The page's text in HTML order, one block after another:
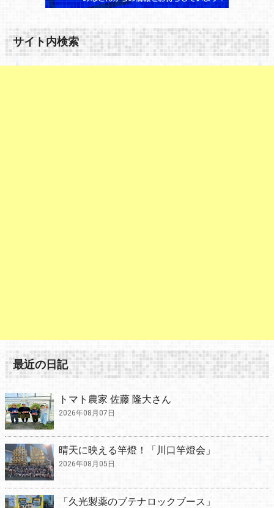
サイト内検索
最近の日記
トマト農家 佐藤 隆大さん
2026年08月07日
晴天に映える竿燈！「川口竿燈会」
2026年08月05日
「久光製薬のブテナロックブース」